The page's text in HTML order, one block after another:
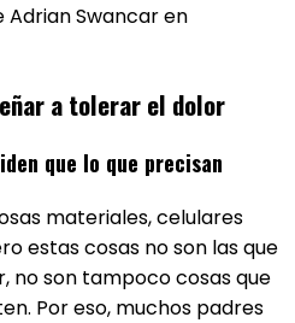
Adrian Swancar en
a tolerar el dolor
que lo que precisan
materiales, celulares
estas cosas no son las que
no son tampoco cosas que
Por eso, muchos padres